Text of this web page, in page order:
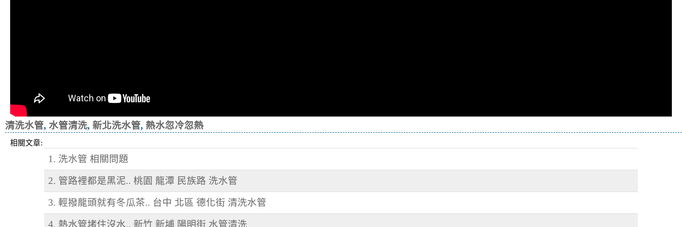
清洗水管, 水管清洗, 新北洗水管, 熱水忽冷忽熱
相關文章:
1. 洗水管 相關問題
2. 管路裡都是黑泥.. 桃園 龍潭 民族路 洗水管
3. 輕撥龍頭就有冬瓜茶.. 台中 北區 德化街 清洗水管
4. 熱水管堵住沒水.. 新竹 新埔 陽明街 水管清洗